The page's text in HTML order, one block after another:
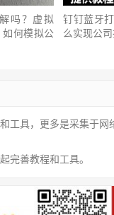
吗？虚拟
如何模拟公
钉钉蓝牙
么实现公司
工具，更多是采集于网
完善教程和工具。